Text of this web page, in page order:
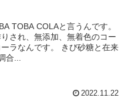
TOBA COLAと言うんです。
され、無添加、無着色のコー
ラなんです。 きび砂糖と在来
合...
2022.11.22